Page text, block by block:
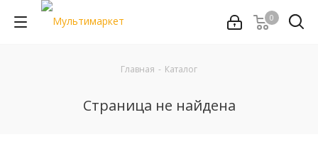
0
Главная - Каталог
Страница не найдена